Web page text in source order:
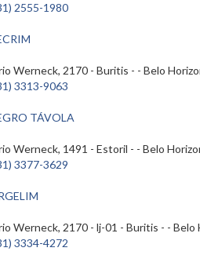
2555-1980
Werneck, 2170 - Buritis - - Belo
3313-9063
TÁVOLA
Werneck, 1491 - Estoril - - Belo
3377-3629
Werneck, 2170 - lj-01 - Buritis - -
3334-4272